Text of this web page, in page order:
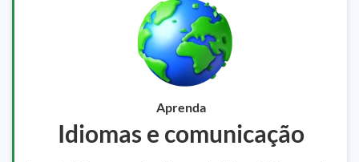
Aprenda
Idiomas e comunicação